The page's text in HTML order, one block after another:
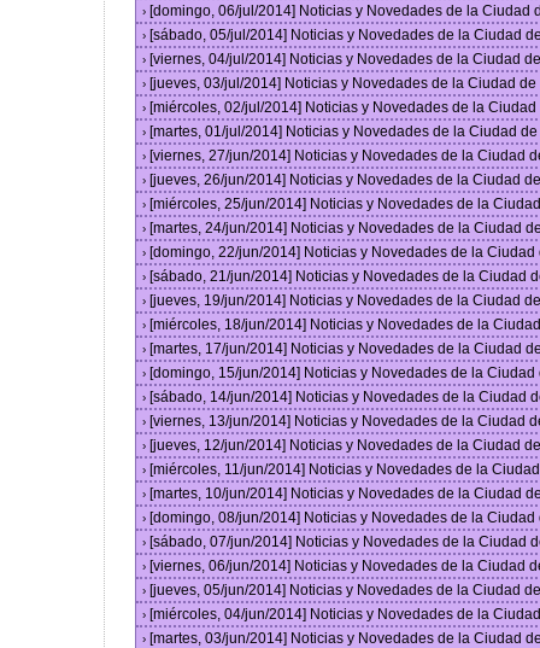
› [domingo, 06/jul/2014] Noticias y Novedades de la Ciudad
› [sábado, 05/jul/2014] Noticias y Novedades de la Ciudad
› [viernes, 04/jul/2014] Noticias y Novedades de la Ciudad
› [jueves, 03/jul/2014] Noticias y Novedades de la Ciudad
› [miércoles, 02/jul/2014] Noticias y Novedades de la
› [martes, 01/jul/2014] Noticias y Novedades de la Ciudad
› [viernes, 27/jun/2014] Noticias y Novedades de la Ciudad
› [jueves, 26/jun/2014] Noticias y Novedades de la Ciudad
› [miércoles, 25/jun/2014] Noticias y Novedades de la
› [martes, 24/jun/2014] Noticias y Novedades de la Ciudad
› [domingo, 22/jun/2014] Noticias y Novedades de la
› [sábado, 21/jun/2014] Noticias y Novedades de la Ciudad
› [jueves, 19/jun/2014] Noticias y Novedades de la Ciudad
› [miércoles, 18/jun/2014] Noticias y Novedades de la
› [martes, 17/jun/2014] Noticias y Novedades de la Ciudad
› [domingo, 15/jun/2014] Noticias y Novedades de la
› [sábado, 14/jun/2014] Noticias y Novedades de la Ciudad
› [viernes, 13/jun/2014] Noticias y Novedades de la Ciudad
› [jueves, 12/jun/2014] Noticias y Novedades de la Ciudad
› [miércoles, 11/jun/2014] Noticias y Novedades de la
› [martes, 10/jun/2014] Noticias y Novedades de la Ciudad
› [domingo, 08/jun/2014] Noticias y Novedades de la
› [sábado, 07/jun/2014] Noticias y Novedades de la Ciudad
› [viernes, 06/jun/2014] Noticias y Novedades de la Ciudad
› [jueves, 05/jun/2014] Noticias y Novedades de la Ciudad
› [miércoles, 04/jun/2014] Noticias y Novedades de la
› [martes, 03/jun/2014] Noticias y Novedades de la Ciudad